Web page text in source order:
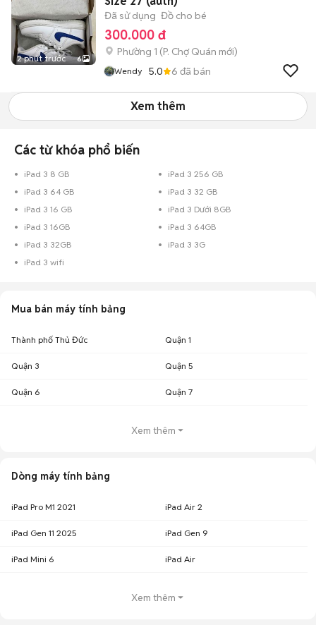
2 phút trước 6
Đã sử dụng Đồ cho bé
300.000 đ
Phường 1 (P. Chợ Quán mới)
Wendy 5.0 6 đã bán
Xem thêm
Các từ khóa phổ biến
iPad 3 8 GB
iPad 3 256 GB
iPad 3 64 GB
iPad 3 32 GB
iPad 3 16 GB
iPad 3 Dưới 8GB
iPad 3 16GB
iPad 3 64GB
iPad 3 32GB
iPad 3 3G
iPad 3 wifi
Mua bán máy tính bảng
Thành phố Thủ Đức Quận 1
Quận 3 Quận 5
Quận 6 Quận 7
Xem thêm
Dòng máy tính bảng
iPad Pro M1 2021 iPad Air 2
iPad Gen 11 2025 iPad Gen 9
iPad Mini 6 iPad Air
Xem thêm